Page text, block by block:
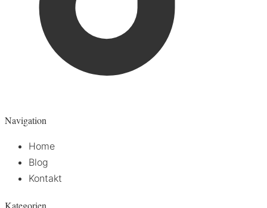
Navigation
Home
Blog
Kontakt
Kategorien